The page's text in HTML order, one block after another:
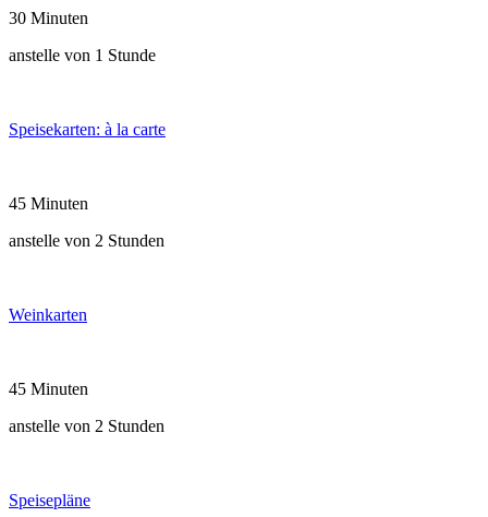
30 Minuten
anstelle von 1 Stunde
Speisekarten: à la carte
45 Minuten
anstelle von 2 Stunden
Weinkarten
45 Minuten
anstelle von 2 Stunden
Speisepläne